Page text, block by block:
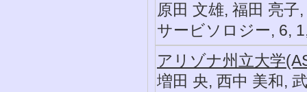
原田 文雄, 福田 亮子
サービソロジー, 6,
アリゾナ州立大学
増田 央, 西中 美和,